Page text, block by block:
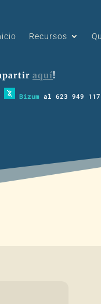
Recursos
aquí!
Bizum al 623 949 117